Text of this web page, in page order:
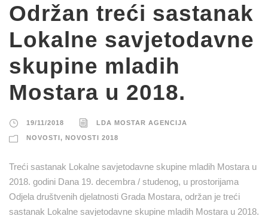
Održan treći sastanak
Lokalne savjetodavne
skupine mladih
Mostara u 2018.
19/11/2018 LDA MOSTAR AGENCIJA
NOVOSTI, NOVOSTI 2018
Treći sastanak Lokalne savjetodavne skupine mladih Mostara u
2018. godini Dana 19. decembra / studenog, u prostorijama
Odjela društvenih djelatnosti Grada Mostara, održan je treći
sastanak Lokalne savjetodavne skupine mladih Mostara u 2018.